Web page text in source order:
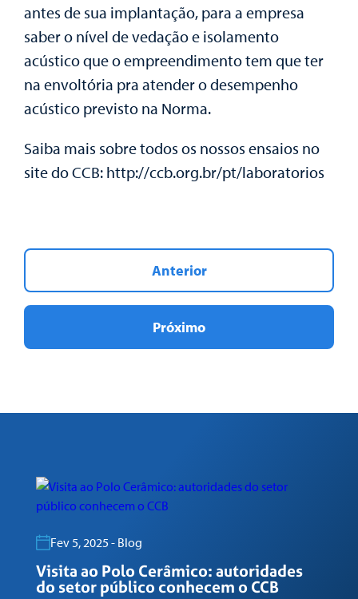
antes de sua implantação, para a empresa
saber o nível de vedação e isolamento
acústico que o empreendimento tem que ter
na envoltória pra atender o desempenho
acústico previsto na Norma.
Saiba mais sobre todos os nossos ensaios no
site do CCB: http://ccb.org.br/pt/laboratorios
Anterior
Próximo
Fev 5, 2025 - Blog
Visita ao Polo Cerâmico: autoridades
do setor público conhecem o CCB